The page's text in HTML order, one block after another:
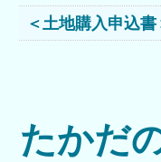
＜土地購入申
たかだ